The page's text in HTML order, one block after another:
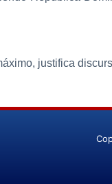
justifica